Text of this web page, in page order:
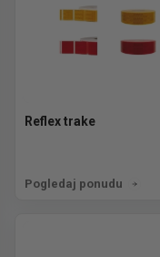
Reflex trake
Pogledaj ponudu